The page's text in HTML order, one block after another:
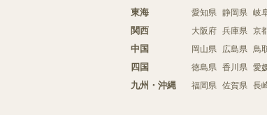
東海 愛知県 静岡県 岐
関西 大阪府 兵庫県 京
中国 岡山県 広島県 鳥
四国 徳島県 香川県 愛
九州・沖縄 福岡県 佐賀県 長